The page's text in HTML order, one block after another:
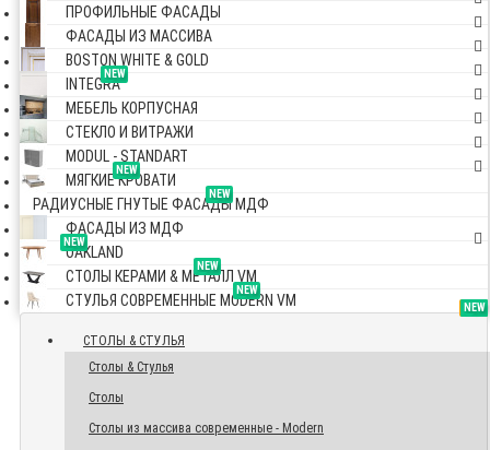
ПРОФИЛЬНЫЕ ФАСАДЫ
ФАСАДЫ ИЗ МАССИВА
BOSTON WHITE & GOLD
NEW
INTEGRA
МЕБЕЛЬ КОРПУСНАЯ
СТЕКЛО И ВИТРАЖИ
MODUL - STANDART
NEW
МЯГКИЕ КРОВАТИ
NEW
РАДИУСНЫЕ ГНУТЫЕ ФАСАДЫ МДФ
ФАСАДЫ ИЗ МДФ
NEW
OAKLAND
NEW
СТОЛЫ КЕРАМИ & МЕТАЛЛ VM
NEW
СТУЛЬЯ СОВРЕМЕННЫЕ MODERN VM TOP
СТОЛЫ & СТУЛЬЯ
Столы & Стулья
Столы
Столы из массива современные - Modern
NEW
NEW
NEW